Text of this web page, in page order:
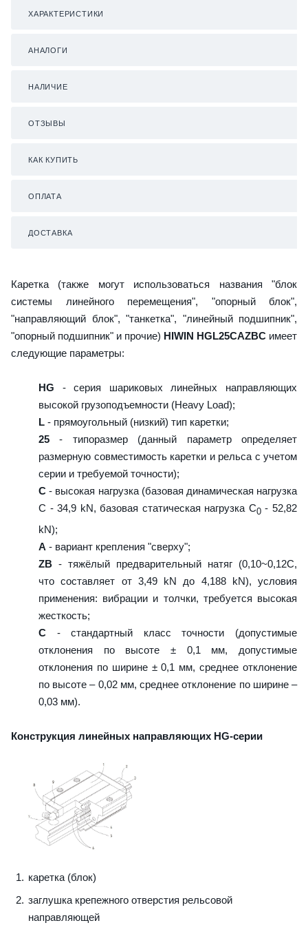
ХАРАКТЕРИСТИКИ
АНАЛОГИ
НАЛИЧИЕ
ОТЗЫВЫ
КАК КУПИТЬ
ОПЛАТА
ДОСТАВКА
Каретка (также могут использоваться названия "блок
системы линейного перемещения", "опорный блок",
"направляющий блок", "танкетка", "линейный подшипник",
"опорный подшипник" и прочие) HIWIN HGL25CAZBC имеет
следующие параметры:
HG - серия шариковых линейных направляющих
высокой грузоподъемности (Heavy Load);
L - прямоугольный (низкий) тип каретки;
25 - типоразмер (данный параметр определяет
размерную совместимость каретки и рельса с учетом
серии и требуемой точности);
C - высокая нагрузка (базовая динамическая нагрузка
C - 34,9 kN, базовая статическая нагрузка С0- 52,82
kN);
A - вариант крепления "сверху";
ZB - тяжёлый предварительный натяг (0,10~0,12C,
что составляет от 3,49 kN до 4,188 kN), условия
применения: вибрации и толчки, требуется высокая
жесткость;
C - стандартный класс точности (допустимые
отклонения по высоте ± 0,1 мм, допустимые
отклонения по ширине ± 0,1 мм, среднее отклонение
по высоте – 0,02 мм, среднее отклонение по ширине –
0,03 мм).
Конструкция линейных направляющих HG-серии
каретка (блок)
заглушка крепежного отверстия рельсовой
направляющей